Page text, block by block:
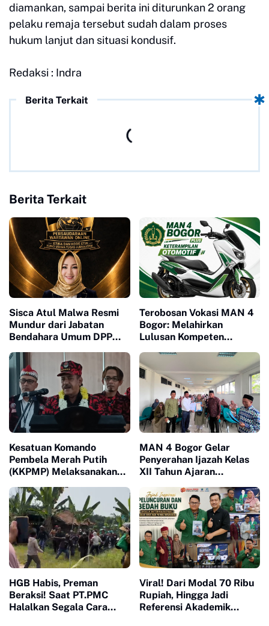
diamankan, sampai berita ini diturunkan 2 orang
pelaku remaja tersebut sudah dalam proses
hukum lanjut dan situasi kondusif.
Redaksi : Indra
Berita Terkait
Berita Terkait
Sisca Atul Malwa Resmi
Mundur dari Jabatan
Bendahara Umum DPP
Terobosan Vokasi MAN 4
Bogor: Melahirkan
Lulusan Kompeten
Keterampilan Otomotif
Kesatuan Komando
Pembela Merah Putih
(KKPMP) Melaksanakan
MAN 4 Bogor Gelar
Penyerahan Ijazah Kelas
XII Tahun Ajaran
Pentingnya Sinergi
Madrasah dan Keluarga
HGB Habis, Preman
Beraksi! Saat PT.PMC
Halalkan Segala Cara
Viral! Dari Modal 70 Ribu
Rupiah, Hingga Jadi
Referensi Akademik